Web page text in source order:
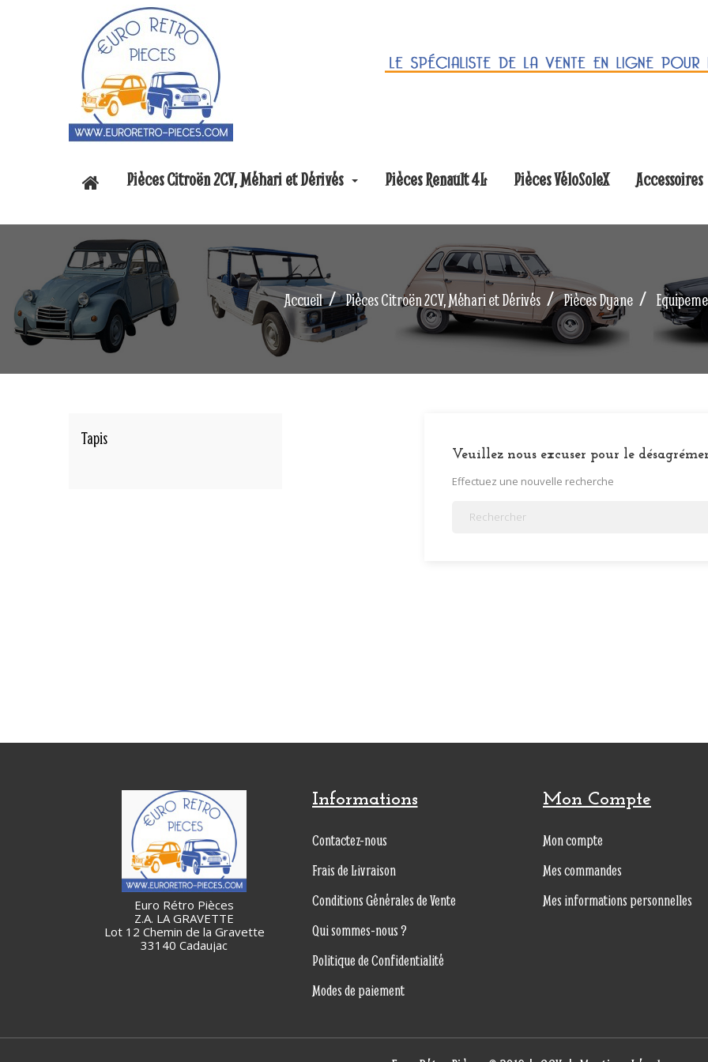
Pièces Citroën 2CV, Méhari et Dérivés Pièces Renault 4L Pièces VéloSoleX Accessoires
Accueil Pièces Citroën 2CV, Méhari et Dérivés Pièces Dyane
Tapis
Veuillez nous excuser pour le
Effectuez une nouvelle recherche
Euro Rétro Pièces
Z.A. LA GRAVETTE
Lot 12 Chemin de la Gravette
33140 Cadaujac
Informations
Contactez-nous
Frais de Livraison
Conditions Générales de Vente
Qui sommes-nous ?
Politique de Confidentialité
Modes de paiement
Mon Compte
Mon compte
Mes commandes
Mes informations personnelles